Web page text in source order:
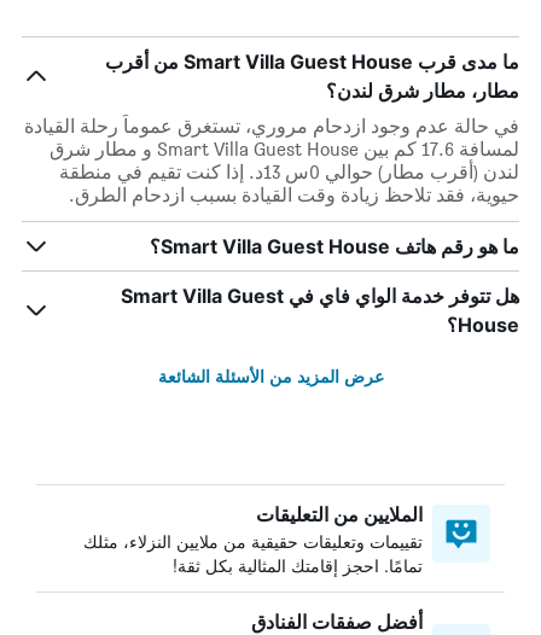
ما مدى قرب Smart Villa Guest House من أقرب
مطار، مطار شرق لندن؟
في حالة عدم وجود ازدحام مروري، تستغرق عموماً رحلة القيادة
لمسافة 17.6 كم بين Smart Villa Guest House و مطار شرق
لندن (أقرب مطار) حوالي 0س 13د. إذا كنت تقيم في منطقة
حيوية، فقد تلاحظ زيادة وقت القيادة بسبب ازدحام الطرق.
ما هو رقم هاتف Smart Villa Guest House؟
هل تتوفر خدمة الواي فاي في Smart Villa Guest
House؟
عرض المزيد من الأسئلة الشائعة
الملايين من التعليقات
تقييمات وتعليقات حقيقية من ملايين النزلاء، مثلك
تمامًا. احجز إقامتك المثالية بكل ثقة!
أفضل صفقات الفنادق